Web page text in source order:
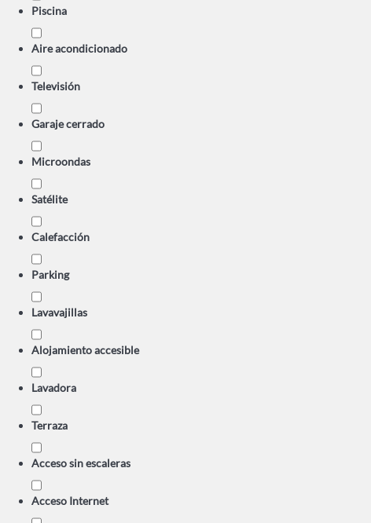
Piscina
Aire acondicionado
Televisión
Garaje cerrado
Microondas
Satélite
Calefacción
Parking
Lavavajillas
Alojamiento accesible
Lavadora
Terraza
Acceso sin escaleras
Acceso Internet